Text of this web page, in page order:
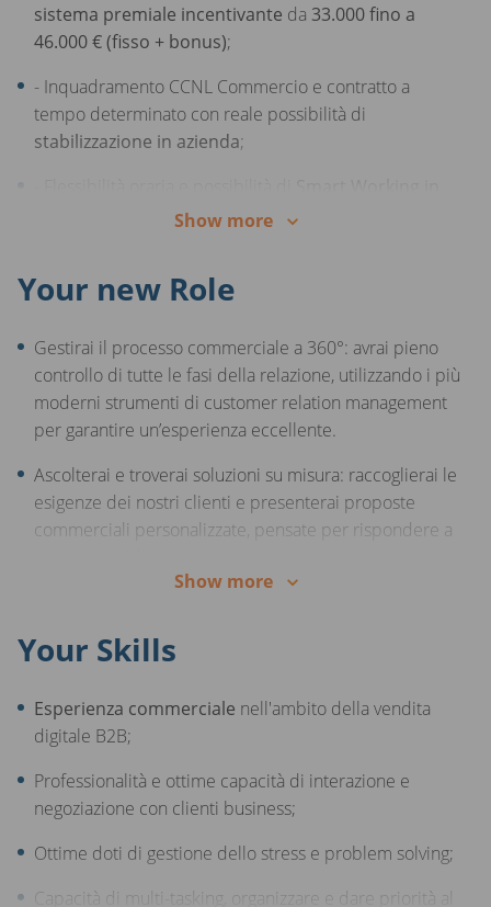
sistema premiale incentivante da 33.000 fino a
46.000 € (fisso + bonus);
- Inquadramento CCNL Commercio e contratto a
tempo determinato con reale possibilità di
stabilizzazione in azienda;
costante dei tuoi risultati;
per una visione a 360° del business e la piena
gestione del tuo portfolio clienti;
- Contesto internazionale e in crescita, dove il talento,
Show more
Your new Role
Gestirai il processo commerciale a 360°: avrai pieno
controllo di tutte le fasi della relazione, utilizzando i più
moderni strumenti di customer relation management
per garantire un’esperienza eccellente.
Ascolterai e troverai soluzioni su misura: raccoglierai le
esigenze dei nostri clienti e presenterai proposte
commerciali personalizzate, pensate per rispondere a
supportandoli nelle loro decisioni d’acquisto sulla
Gestirai e svilupperai relazioni di valore: ti occuperai di
sulla piattaforma, diventando il loro punto di
riferimento.
Svilupperai nuove opportunità di business: sarai
Show more
Your Skills
Esperienza commerciale nell'ambito della vendita
digitale B2B;
Professionalità e ottime capacità di interazione e
negoziazione con clienti business;
Ottime doti di gestione dello stress e problem solving;
Capacità di multi-tasking, organizzare e dare priorità al